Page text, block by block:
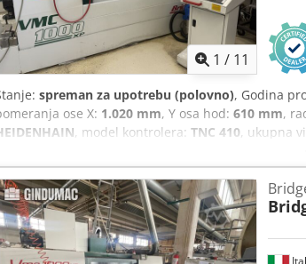
1 / 11
spreman za upotrebu (polovno), Godina
ose X: 1.020 mm, Y osa hod: 610 mm,
, model kontrolera: TNC 410, ukupna
,
3, Ova troosovinska Bridgeport VMC 1000
sa hodom po X osi od 1020 mm, hodom po
robusnu radnu površinu dimenzija 1150
Ako tražite visokokvalitetne mogućnosti
22 koji nudimo na prodaju. Kontaktirajte nas